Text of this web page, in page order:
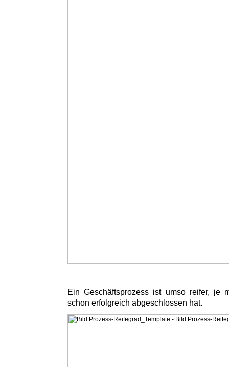
Ein Geschäftsprozess ist umso reifer, je
schon erfolgreich abgeschlossen hat.